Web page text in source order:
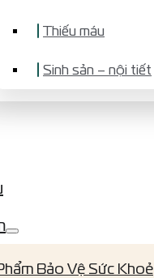
Thiếu máu
Sinh sản – nội tiết
Bảo Vệ Sức Khoẻ